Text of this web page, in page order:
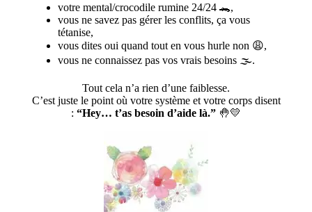
votre mental/crocodile rumine 24/24 🐊,
vous ne savez pas gérer les conflits, ça vous
tétanise,
vous dites oui quand tout en vous hurle non 😩,
vous ne connaissez pas vos vrais besoins 🌫️.
Tout cela n’a rien d’une faiblesse.
C’est juste le point où votre système et votre corps disent
: “Hey… t’as besoin d’aide là.” 🤚💛